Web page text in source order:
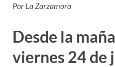
Por La Zarzamora
Desde la
viernes 24 de